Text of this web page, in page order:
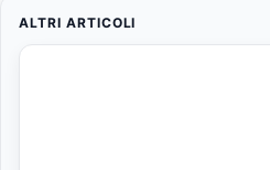
ALTRI ARTICOLI